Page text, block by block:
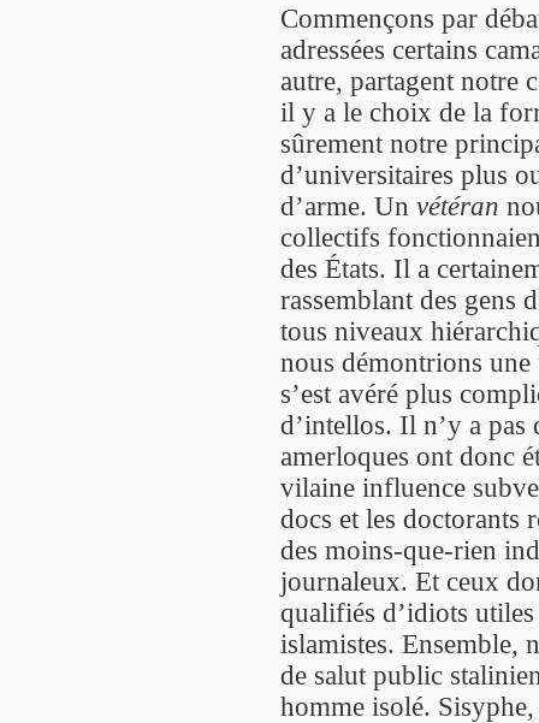
Commençons par
adressées certains
autre, partagent notre
il y a le choix de la
sûrement notre
d’universitaires plus
d’arme. Un vétéran
collectifs
des États. Il a
rassemblant des gens
tous niveaux
nous démontrions
s’est avéré plus
d’intellos. Il n’y a
amerloques ont donc
vilaine influence
docs et les doctorants
des moins-que-rien
journaleux. Et ceux
qualifiés d’idiots
islamistes. Ensemble,
de salut public
homme isolé.